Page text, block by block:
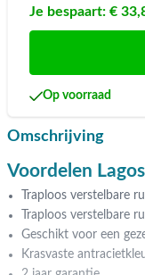
Je bespaart: €
Op voorraad
Omschrijving
Voordelen
Traploos verstelbare
Traploos verstelbare
Geschikt voor een
Krasvaste